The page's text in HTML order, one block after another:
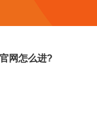
网怎么进?